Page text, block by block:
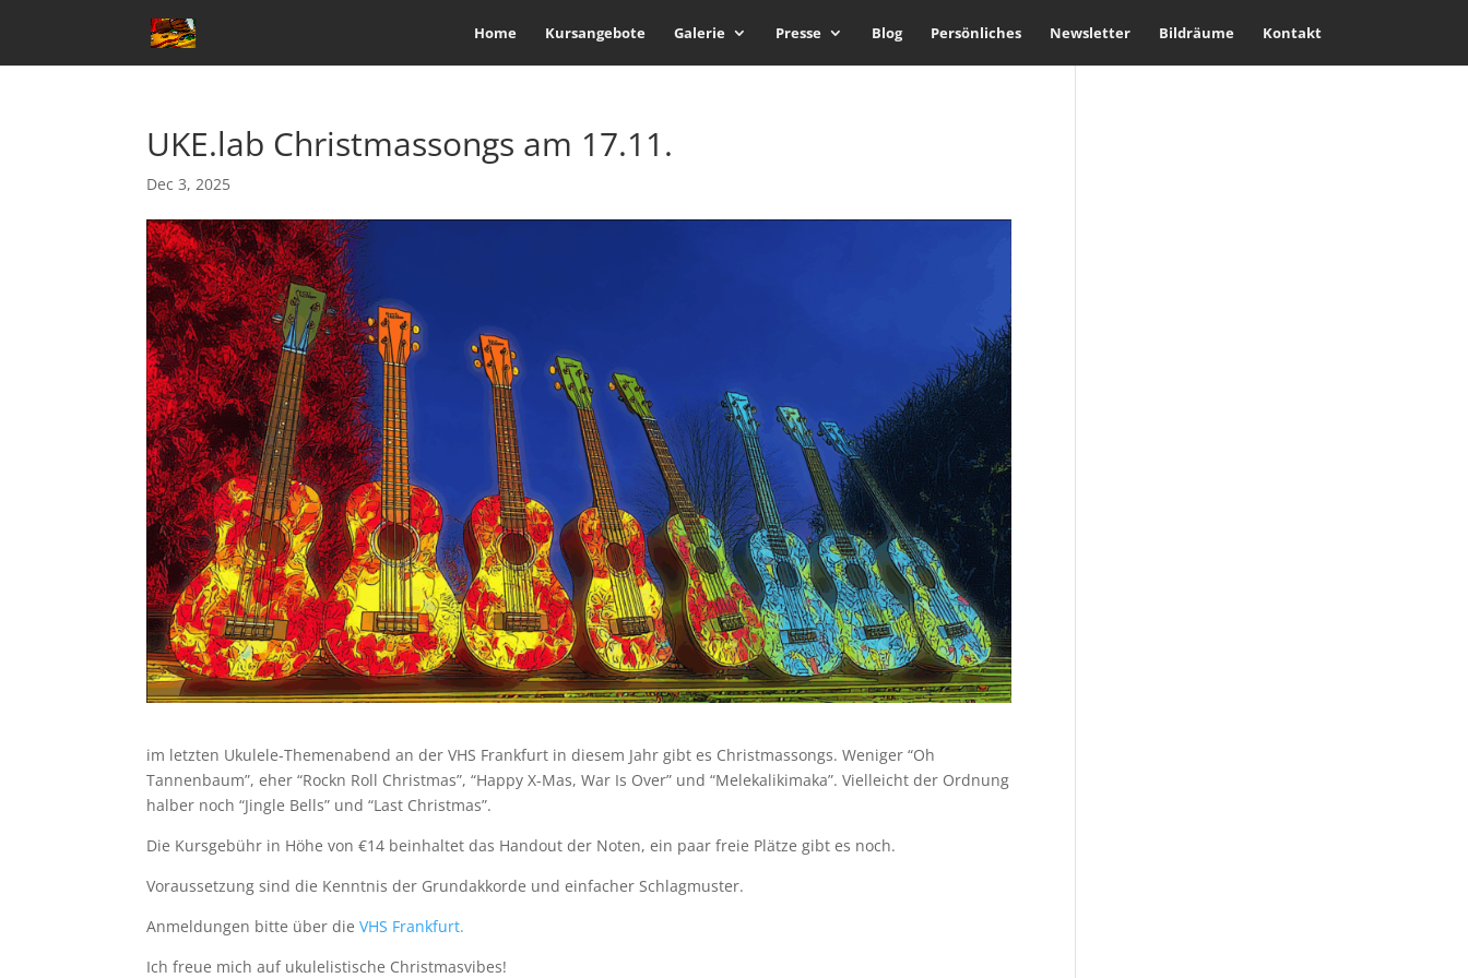
Home Kursangebote Galerie Presse Blog Persönliches Newsletter Bildräume Kontakt
UKE.lab Christmassongs am 17.11.
Dec 3, 2025
im letzten Ukulele-Themenabend an der VHS Frankfurt in diesem Jahr gibt es Christmassongs. Weniger “Oh
Tannenbaum”, eher “Rockn Roll Christmas”, “Happy X-Mas, War Is Over” und “Melekalikimaka”. Vielleicht der Ordnung
halber noch “Jingle Bells” und “Last Christmas”.
Die Kursgebühr in Höhe von €14 beinhaltet das Handout der Noten, ein paar freie Plätze gibt es noch.
Voraussetzung sind die Kenntnis der Grundakkorde und einfacher Schlagmuster.
Anmeldungen bitte über dieVHS Frankfurt.
Ich freue mich auf ukulelistische Christmasvibes!